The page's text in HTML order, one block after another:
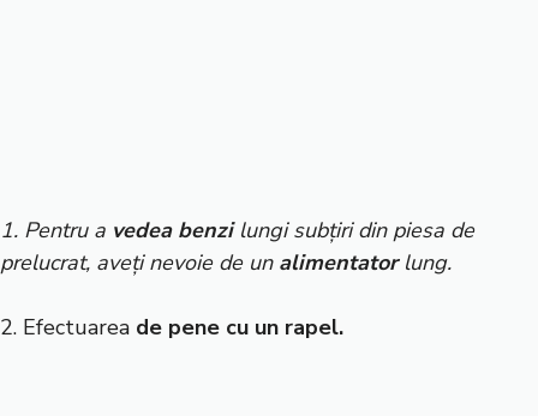
1. Pentru a vedea benzilungi subțiri din piesa de
prelucrat, aveți nevoie de un alimentatorlung.
2. Efectuarea de pene cu un rapel.